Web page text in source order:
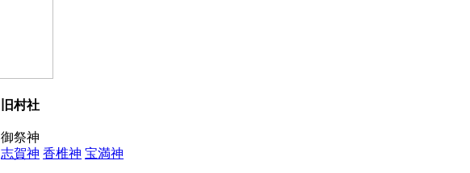
旧村社
御祭神
志賀神 香椎神 宝満神